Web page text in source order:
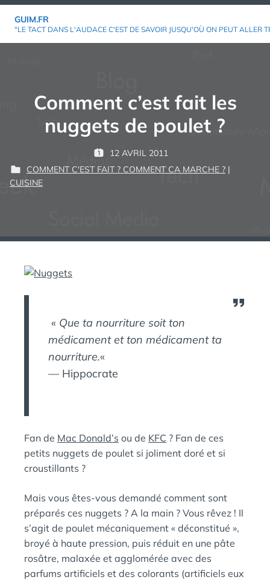
Aller
GUIM.FR
"LE TACT DANS L'AUDACE C'EST DE SAVOIR JUSQU'OÙ ON PEUT ALLER
Comment c’est fait les
nuggets de poulet ?
P
U
L
12 AVRIL 2011
AG
P
I
COMMENT C'EST FAIT ? COMMENT CA MARCHE ? |
CUISINE
« Que ta nourriture soit ton
médicament et ton médicament ta
nourriture.«
— Hippocrate
Fan de Mac Donald’s ou de KFC ? Fan de ces
petits nuggets de poulet si joliment doré et si
croustillants ?
Mais vous êtes-vous demandé comment sont
préparés ces nuggets ? A la main ? Vous rêvez ! Il
s’agit de poulet mécaniquement « déconstitué »,
broyé à haute pression, puis réduit en une pâte
rosâtre, malaxée et agglomérée avec des
parfums artificiels et des colorants (artificiels eux